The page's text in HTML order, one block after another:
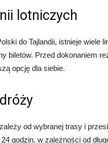
lotniczych
do Tajlandii, istnieje wiele
biletów. Przed dokonaniem
opcję dla siebie.
od wybranej trasy i
godzin, w zależności od